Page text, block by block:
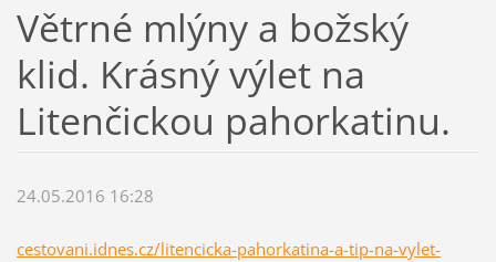
Větrné mlýny a božský
klid. Krásný výlet na
Litenčickou pahorkatinu.
24.05.2016 16:28
cestovani.idnes.cz/litencicka-pahorkatina-a-tip-na-vylet-